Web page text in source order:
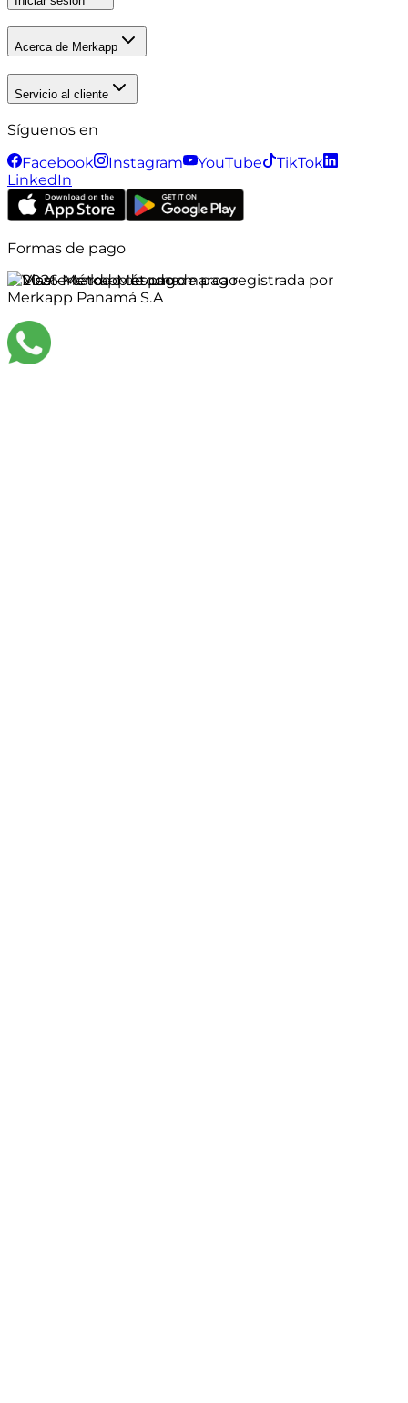
Acerca de Merkapp
Servicio al cliente
Síguenos en
Facebook
Instagram YouTube
TikTok
LinkedIn
Formas de pago
©2026Merkapp es una marca registrada por
Merkapp Panamá S.A